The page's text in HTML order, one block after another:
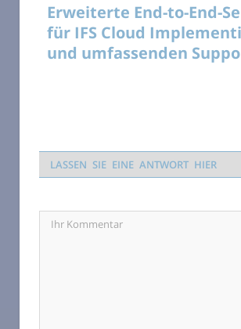
Erweiterte End-to-End-
für IFS Cloud
und umfassenden
LASSEN SIE EINE ANTWORT HIER